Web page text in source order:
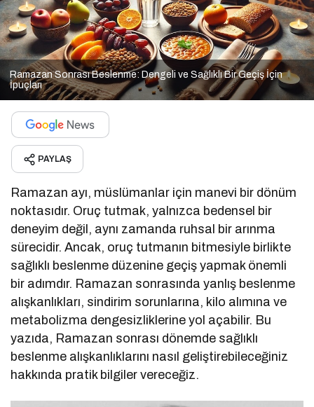
Ramazan Sonrası Beslenme: Dengeli ve Sağlıklı Bir Geçiş İçin
İpuçları
PAYLAŞ
Ramazan ayı, müslümanlar için manevi bir dönüm
noktasıdır. Oruç tutmak, yalnızca bedensel bir
deneyim değil, aynı zamanda ruhsal bir arınma
sürecidir. Ancak, oruç tutmanın bitmesiyle birlikte
sağlıklı beslenme düzenine geçiş yapmak önemli
bir adımdır. Ramazan sonrasında yanlış beslenme
alışkanlıkları, sindirim sorunlarına, kilo alımına ve
metabolizma dengesizliklerine yol açabilir. Bu
yazıda, Ramazan sonrası dönemde sağlıklı
beslenme alışkanlıklarını nasıl geliştirebileceğiniz
hakkında pratik bilgiler vereceğiz.